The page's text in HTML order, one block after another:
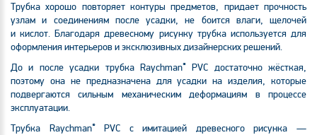
Трубка хорошо повторяет контуры предметов, придает прочность
узлам и соединениям после усадки, не боится влаги, щелочей
и кислот. Благодаря древесному рисунку трубка используется для
оформления интерьеров и эксклюзивных дизайнерских решений.
До и после усадки трубка Raychman®PVC достаточно жёсткая,
поэтому она не предназначена для усадки на изделия, которые
подвергаются сильным механическим деформациям в процессе
эксплуатации.
Трубка Raychman®PVC с имитацией древесного рисунка —